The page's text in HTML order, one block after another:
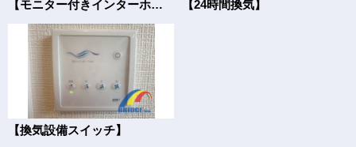
【モニター付きインターホン】 【24時間換気】
【換気設備スイッチ】